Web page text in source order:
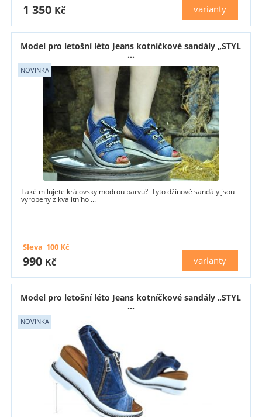
varianty
1 350 Kč
Model pro letošní léto Jeans kotníčkové sandály „STYL
...
Také milujete královsky modrou barvu? Tyto džínové sandály jsou
vyrobeny z kvalitního ...
varianty
990 Kč
Sleva 100 Kč
Model pro letošní léto Jeans kotníčkové sandály „STYL
...